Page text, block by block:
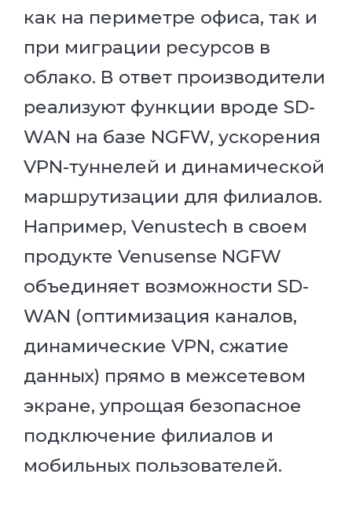
как на периметре офиса, так и
при миграции ресурсов в
облако. В ответ производители
реализуют функции вроде SD-
WAN на базе NGFW, ускорения
VPN-туннелей и динамической
маршрутизации для филиалов.
Например, Venustech в своем
продукте Venusense NGFW
объединяет возможности SD-
WAN (оптимизация каналов,
динамические VPN, сжатие
данных) прямо в межсетевом
экране, упрощая безопасное
подключение филиалов и
мобильных пользователей.